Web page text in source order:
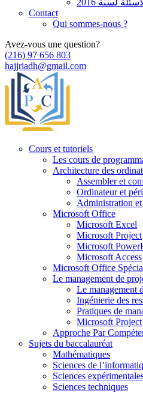
لسنة 2016
Contact
Qui sommes-nous ?
Avez-vous une question?
(216) 97 656 803
hajjriadh@gmail.com
Cours et tutoriels
Les cours de
Architecture des
Assembler et
Ordinateur et
Administration et
Microsoft Office
Microsoft Excel
Microsoft Project
Microsoft
Microsoft Access
Microsoft Office
Le management de
Le management
Ingénierie des
Pratiques de
Microsoft Project
Approche Par
Sujets du baccalauréat
Mathématiques
Sciences de
Sciences
Sciences techniques